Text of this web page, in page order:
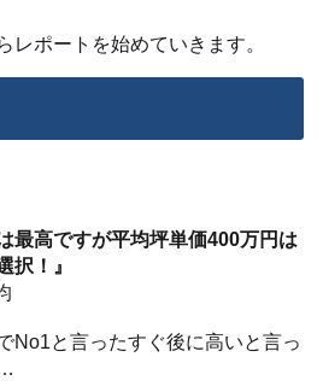
レポートを始めていきます。
最高ですが平均坪単価400万円は
択！』
No1と言ったすぐ後に高いと言っ